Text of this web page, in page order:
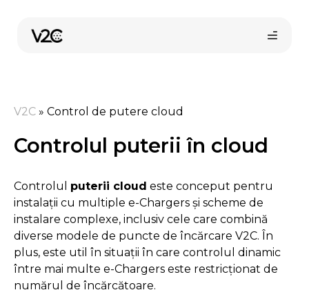
conținut
V2C » Control de putere cloud
Controlul puterii în cloud
Controlul puterii cloud este conceput pentru
instalații cu multiple e-Chargers și scheme de
instalare complexe, inclusiv cele care combină
diverse modele de puncte de încărcare V2C. În
plus, este util în situații în care controlul dinamic
între mai multe e-Chargers este restricționat de
numărul de încărcătoare.